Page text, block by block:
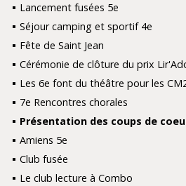
Lancement fusées 5e
Séjour camping et sportif 4e
Fête de Saint Jean
Cérémonie de clôture du prix
Les 6e font du théâtre pour les
7e Rencontres chorales
Présentation des coups de
Amiens 5e
Club fusée
Le club lecture à Combo